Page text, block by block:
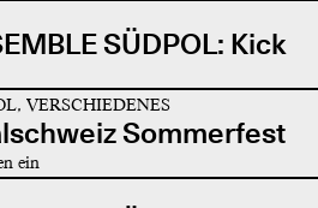
SÜDPOL: Kick
VERSCHIEDENES
Sommerfest
ein